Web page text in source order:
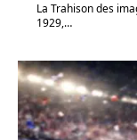
La Trahison des
1929,…